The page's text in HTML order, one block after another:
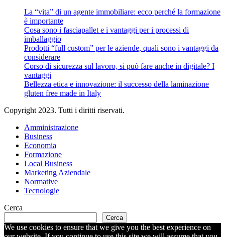
La “vita” di un agente immobiliare: ecco perché la formazione
è importante
Cosa sono i fasciapallet e i vantaggi per i processi di
imballaggio
Prodotti “full custom” per le aziende, quali sono i vantaggi da
considerare
Corso di sicurezza sul lavoro, si può fare anche in digitale? I
vantaggi
Bellezza etica e innovazione: il successo della laminazione
gluten free made in Italy
Copyright 2023. Tutti i diritti riservati.
Amministrazione
Business
Economia
Formazione
Local Business
Marketing Aziendale
Normative
Tecnologie
Cerca
Cerca
We use cookies to ensure that we give you the best experience on